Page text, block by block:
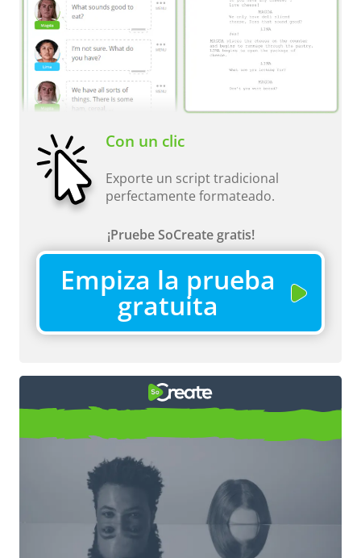
Con un clic
Exporte un script tradicional
perfectamente formateado.
¡Pruebe SoCreate gratis!
Empiza la prueba
gratuita
Ejemplos de arcos de
personajes